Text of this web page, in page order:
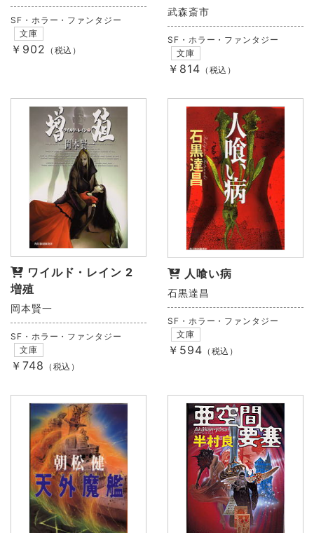
SF・ホラー・ファンタジー
文庫
￥902 （税込）
武森斎市
SF・ホラー・ファンタジー
文庫
￥814 （税込）
ワイルド・レイン 2
増殖
岡本賢一
SF・ホラー・ファンタジー
文庫
￥748 （税込）
人喰い病
石黒達昌
SF・ホラー・ファンタジー
文庫
￥594 （税込）